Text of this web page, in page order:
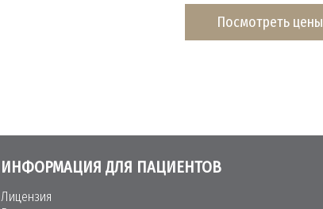
Посмотреть цены
ИНФОРМАЦИЯ ДЛЯ ПАЦИЕНТОВ
Лицензия